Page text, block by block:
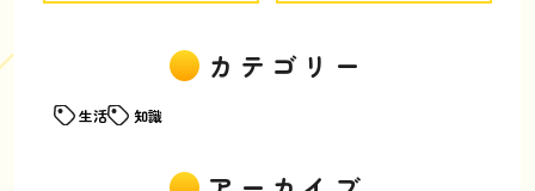
カテゴリー
生活 知識